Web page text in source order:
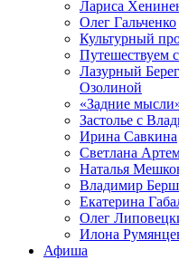
Лариса
Олег Гальченко
Культурный
Путешествуем
Лазурный
Озолиной
«Задние
Застолье с
Ирина Савкина
Светлана
Наталья
Владимир
Екатерина
Олег
Илона
Афиша